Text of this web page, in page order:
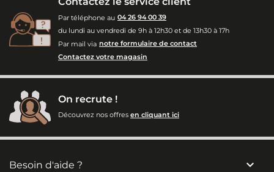
Par téléphone au 04 26 94 00 39
du lundi au vendredi de 9h à 12h30 et de 13h30 à 17h
Par mail via notre formulaire de contact
Contactez votre magasin
On recrute !
Découvrez nos offres en cliquant ici
Besoin d'aide ? 